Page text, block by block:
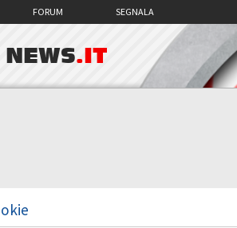
FORUM SEGNALA
NEWS.IT